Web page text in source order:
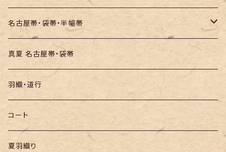
お召し
木綿・綿麻
絞りの浴衣
名古屋帯・袋帯・半幅帯
名古屋帯
袋帯
半幅帯
真夏 名古屋帯・袋帯
羽織・道行
コート
夏羽織り